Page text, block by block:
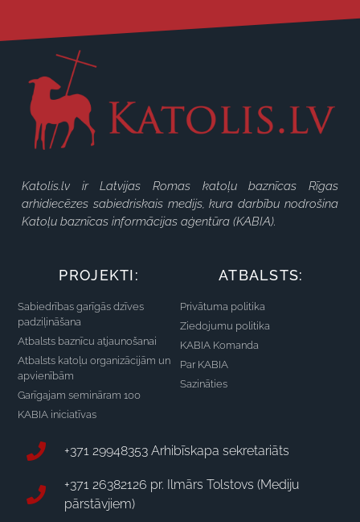
Katolis.lv ir Latvijas Romas katoļu baznīcas Rīgas
arhidiecēzes sabiedriskais medijs, kura darbību nodrošina
Katoļu baznīcas informācijas aģentūra (KABIA).
PROJEKTI:
Sabiedrības garīgās dzīves
padziļināšana
Atbalsts baznīcu atjaunošanai
Atbalsts katoļu organizācijām un
apvienībām
Garīgajam semināram 100
KABIA iniciatīvas
ATBALSTS:
Privātuma politika
Ziedojumu politika
KABIA Komanda
Par KABIA
Sazināties
+371 29948353 Arhibīskapa sekretariāts
+371 26382126 pr. Ilmārs Tolstovs (Mediju
pārstāvjiem)